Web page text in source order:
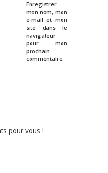
Enregistrer
mon nom, mon
e-mail et mon
site dans le
navigateur
pour mon
prochain
commentaire.
pour vous !